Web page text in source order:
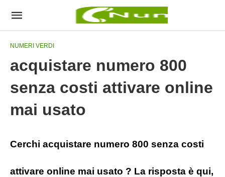
NUMERI VERDI
acquistare numero 800
senza costi attivare online
mai usato
Cerchi acquistare numero 800 senza costi
attivare online mai usato ? La risposta è qui,